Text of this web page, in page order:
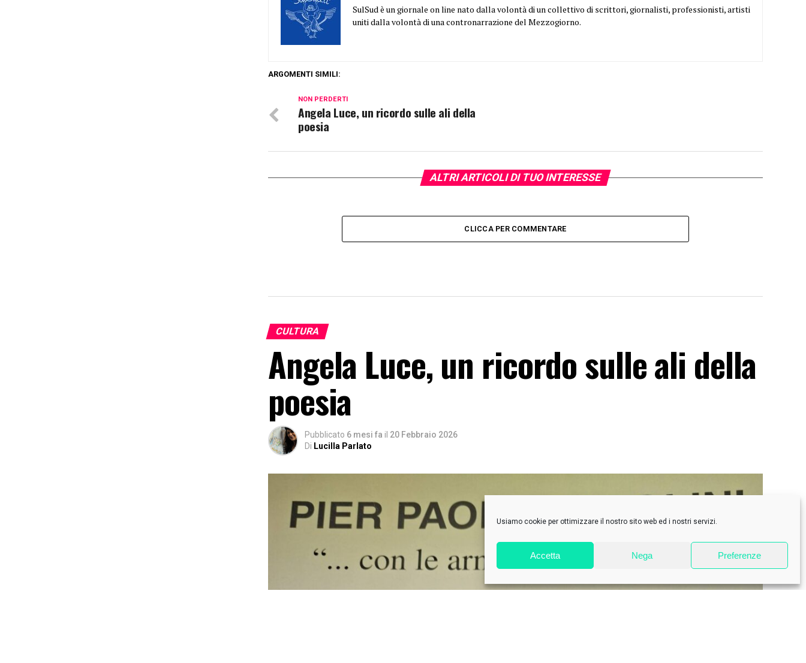
Usiamo cookie per ottimizzare il nostro sito web ed i nostri servizi.
Accetta Nega Preferenze
SulSud è un giornale on line nato dalla volontà di un collettivo di scrittori, giornalisti, professionisti, artisti
uniti dalla volontà di una contronarrazione del Mezzogiorno.
ARGOMENTI SIMILI:
NON PERDERTI
Angela Luce, un ricordo sulle ali della
poesia
ALTRI ARTICOLI DI TUO INTERESSE
CLICCA PER COMMENTARE
CULTURA
Angela Luce, un ricordo sulle ali della
poesia
Pubblicato 6 mesi fa il 20 Febbraio 2026
Di Lucilla Parlato